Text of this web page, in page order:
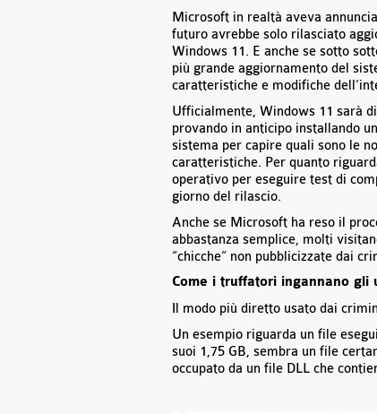
Microsoft in realtà aveva
futuro avrebbe solo rilasciato
Windows 11. E anche se sotto
più grande aggiornamento del
caratteristiche e modifiche
Ufficialmente, Windows 11 sarà
provando in anticipo installando
sistema per capire quali sono le
caratteristiche. Per quanto
operativo per eseguire test di
giorno del rilascio.
Anche se Microsoft ha reso il
abbastanza semplice, molti
“chicche” non pubblicizzate dai
Come i truffatori ingannano
Il modo più diretto usato dai
Un esempio riguarda un file
suoi 1,75 GB, sembra un file
occupato da un file DLL che